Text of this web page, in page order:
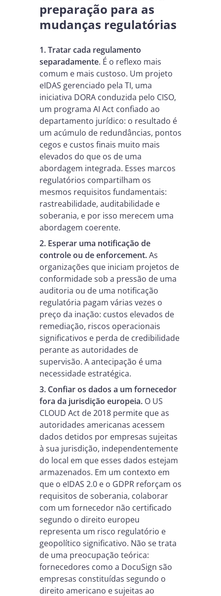
preparação para as
mudanças regulatórias
1. Tratar cada regulamento
separadamente. É o reflexo mais
comum e mais custoso. Um projeto
eIDAS gerenciado pela TI, uma
iniciativa DORA conduzida pelo CISO,
um programa AI Act confiado ao
departamento jurídico: o resultado é
um acúmulo de redundâncias, pontos
cegos e custos finais muito mais
elevados do que os de uma
abordagem integrada. Esses marcos
regulatórios compartilham os
mesmos requisitos fundamentais:
rastreabilidade, auditabilidade e
soberania, e por isso merecem uma
abordagem coerente.
2. Esperar uma notificação de
controle ou de enforcement.As
organizações que iniciam projetos de
conformidade sob a pressão de uma
auditoria ou de uma notificação
regulatória pagam várias vezes o
preço da inação: custos elevados de
remediação, riscos operacionais
significativos e perda de credibilidade
perante as autoridades de
supervisão. A antecipação é uma
necessidade estratégica.
3. Confiar os dados a um fornecedor
fora da jurisdição europeia. O US
CLOUD Act de 2018 permite que as
autoridades americanas acessem
dados detidos por empresas sujeitas
à sua jurisdição, independentemente
do local em que esses dados estejam
armazenados. Em um contexto em
que o eIDAS 2.0 e o GDPR reforçam os
requisitos de soberania, colaborar
com um fornecedor não certificado
segundo o direito europeu
representa um risco regulatório e
geopolítico significativo. Não se trata
de uma preocupação teórica:
fornecedores como a DocuSign são
empresas constituídas segundo o
direito americano e sujeitas ao